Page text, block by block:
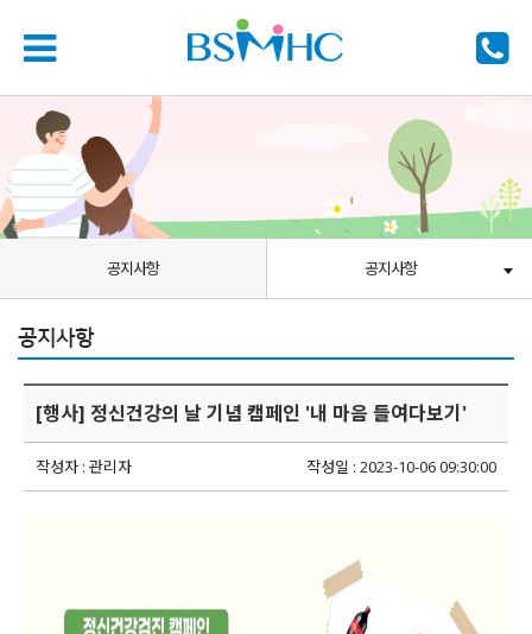
공지사항 공지사항
공지사항
[행사] 정신건강의 날 기념 캠페인 '내 마음 들여다보기'
작성자 : 관리자 작성일 : 2023-10-06 09:30:00